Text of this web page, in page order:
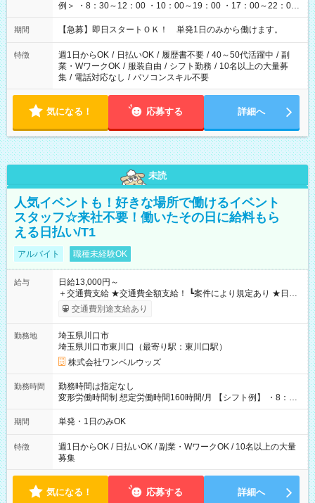
例＞ ・8：30～12：00 ・10：00～19：00 ・17：00～22：00
・13：00～22：00 ・22：00～翌6：00 など
期間 【急募】即日スタートＯＫ！ 単発1日のみから働けます。
特徴 週1日からOK / 日払いOK / 履歴書不要 / 40～50代活躍中 / 副
業・WワークOK / 服装自由 / シフト勤務 / 10名以上の大量募
集 / 電話対応なし / パソコンスキル不要
気になる！ 応募する 詳細へ
未読
人気イベントも！好きな場所で働けるイベント
スタッフ☆来社不要！働いたその日に給料もら
える日払い/T1
アルバイト 職種未経験OK
給与
日給13,000円～
＋交通費支給 ★交通費全額支給！ ┗案件により規定あり ★日払
いOK！（規定あり） ┗働いたその日に現金GET♪ お仕事後はコ
ンビニATMから 日払い分を引き落とせます！ 【試用期間】試
交通費別途支給あり
勤務地
埼玉県川口市
埼玉県川口市東川口（最寄り駅：東川口駅）
株式会社ワンベルウッズ
勤務時間
勤務時間は指定なし
変形労働時間制 想定労働時間160時間/月 【シフト例】 ・8：00
～21：00
期間 単発・1日のみOK
特徴
週1日からOK / 日払いOK / 副業・WワークOK / 10名以上の大量
募集
気になる！ 応募する 詳細へ